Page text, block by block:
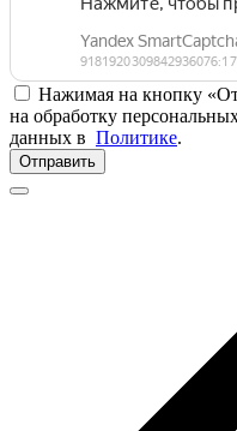
Нажимая на кнопку
на обработку
данных в Политике.
Отправить